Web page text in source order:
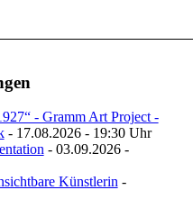
- Gramm Art Project -
- 17.08.2026 - 19:30 Uhr
- 03.09.2026 -
Künstlerin-